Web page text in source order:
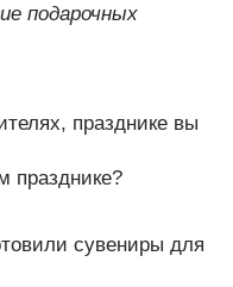
подарочных
празднике вы
празднике?
сувениры для